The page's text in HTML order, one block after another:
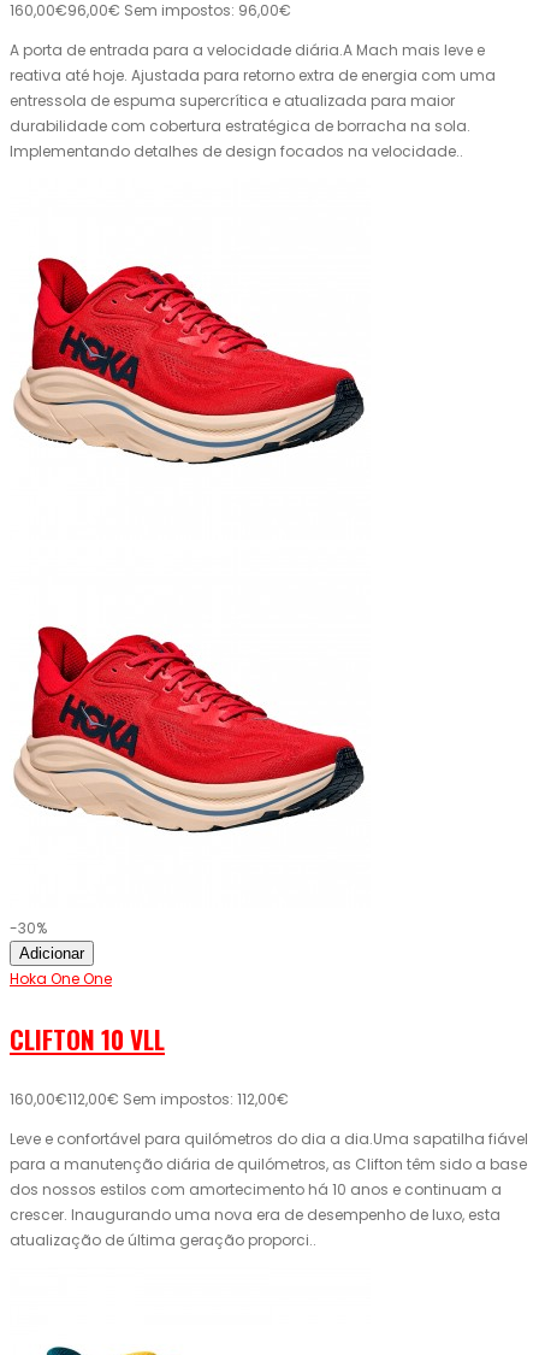
160,00€96,00€ Sem impostos: 96,00€
A porta de entrada para a velocidade diária.A Mach mais leve e
reativa até hoje. Ajustada para retorno extra de energia com uma
entressola de espuma supercrítica e atualizada para maior
durabilidade com cobertura estratégica de borracha na sola.
Implementando detalhes de design focados na velocidade..
-30%
Adicionar
Hoka One One
CLIFTON 10 VLL
160,00€112,00€ Sem impostos: 112,00€
Leve e confortável para quilómetros do dia a dia.Uma sapatilha fiável
para a manutenção diária de quilómetros, as Clifton têm sido a base
dos nossos estilos com amortecimento há 10 anos e continuam a
crescer. Inaugurando uma nova era de desempenho de luxo, esta
atualização de última geração proporci..